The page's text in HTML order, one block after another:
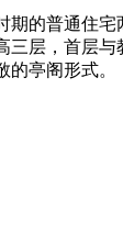
的普通住
层，首层
的亭阁形式。